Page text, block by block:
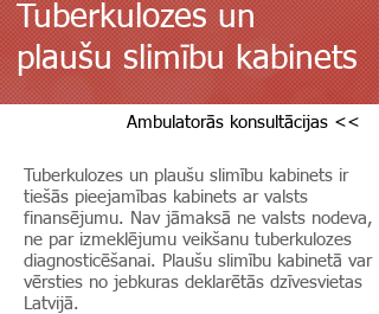
Tuberkulozes un
plaušu slimību kabinets
Ambulatorās konsultācijas <<
Tuberkulozes un plaušu slimību kabinets ir
tiešās pieejamības kabinets ar valsts
finansējumu. Nav jāmaksā ne valsts nodeva,
ne par izmeklējumu veikšanu tuberkulozes
diagnosticēšanai. Plaušu slimību kabinetā var
vērsties no jebkuras deklarētās dzīvesvietas
Latvijā.